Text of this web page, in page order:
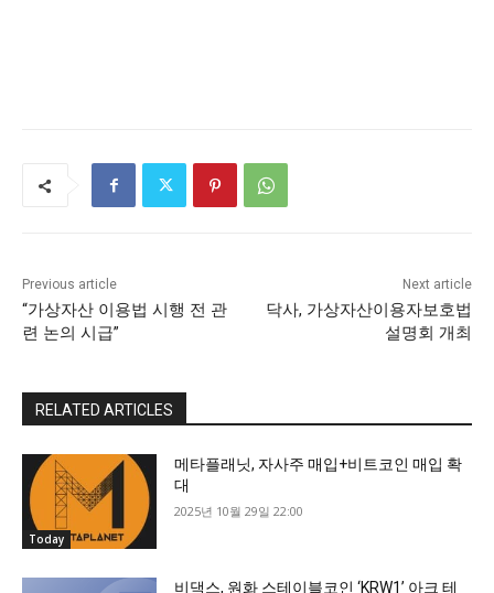
Previous article
“가상자산 이용법 시행 전 관
련 논의 시급”
Next article
닥사, 가상자산이용자보호법
설명회 개최
RELATED ARTICLES
Today
메타플래닛, 자사주 매입+비트코인 매입 확
대
2025년 10월 29일 22:00
비댁스, 원화 스테이블코인 ‘KRW1’ 아크 테